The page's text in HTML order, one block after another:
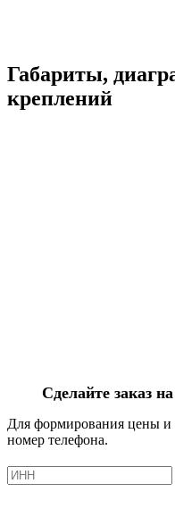
Габариты,
креплений
Сделайте заказ
Для формирования цены и
номер телефона.